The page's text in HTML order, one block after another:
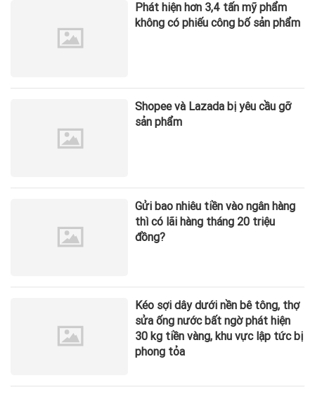
Phát hiện hơn 3,4 tấn mỹ phẩm
không có phiếu công bố sản phẩm
Shopee và Lazada bị yêu cầu gỡ
sản phẩm
Gửi bao nhiêu tiền vào ngân hàng
thì có lãi hàng tháng 20 triệu
đồng?
Kéo sợi dây dưới nền bê tông, thợ
sửa ống nước bất ngờ phát hiện
30 kg tiền vàng, khu vực lập tức bị
phong tỏa